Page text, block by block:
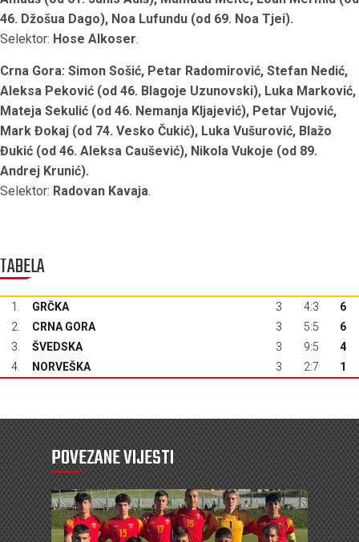
46. Džošua Dago), Noa Lufundu (od 69. Noa Tjei).
Selektor: Hose Alkoser.
Crna Gora: Simon Sošić, Petar Radomirović, Stefan Nedić,
Aleksa Peković (od 46. Blagoje Uzunovski), Luka Marković,
Mateja Sekulić (od 46. Nemanja Kljajević), Petar Vujović,
Mark Đokaj (od 74. Vesko Čukić), Luka Vušurović, Blažo
Đukić (od 46. Aleksa Caušević), Nikola Vukoje (od 89.
Andrej Krunić).
Selektor: Radovan Kavaja.
TABELA
1. GRČKA 3 4:3
6
2.
CRNA GORA 3 5:5
6
3.
ŠVEDSKA 3 9:5
4
4.
NORVEŠKA 3 2:7 1
POVEZANE VIJESTI